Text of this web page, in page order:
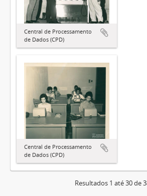
Central de Processamento
de Dados (CPD)
Central de Processamento
de Dados (CPD)
Resultados 1 até 30 de